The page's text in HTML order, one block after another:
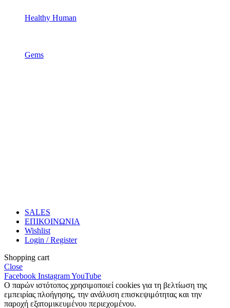
Healthy Human
Gems
SALES
ΕΠΙΚΟΙΝΩΝΙΑ
Wishlist
Login / Register
Shopping cart
Close
Facebook InstagramYouTube
Ο παρών ιστότοπος χρησιμοποιεί cookies για τη βελτίωση της
εμπειρίας πλοήγησης, την ανάλυση επισκεψιμότητας και την
παροχή εξατομικευμένου περιεχομένου.